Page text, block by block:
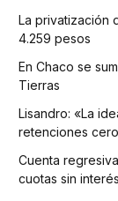
La privatización
4.259 pesos
En Chaco se
Tierras
Lisandro: «La
retenciones
Cuenta
cuotas sin